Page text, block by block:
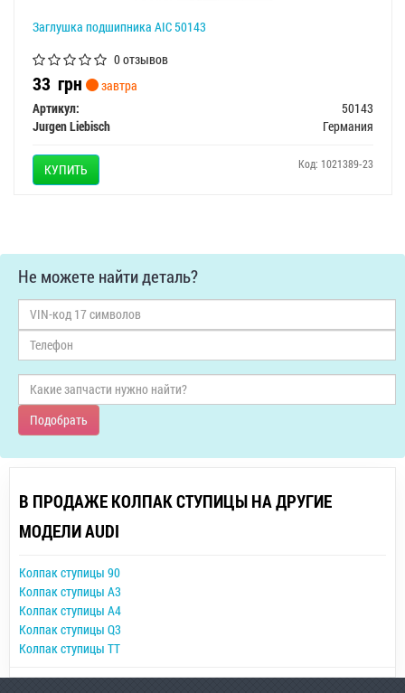
Заглушка подшипника AIC 50143
0 отзывов
33 грн
завтра
Артикул:
50143
Jurgen Liebisch
Германия
КУПИТЬ Код: 1021389-23
Не можете найти деталь?
Подобрать
В ПРОДАЖЕ КОЛПАК СТУПИЦЫ НА ДРУГИЕ
МОДЕЛИ AUDI
Колпак ступицы 90
Колпак ступицы A3
Колпак ступицы A4
Колпак ступицы Q3
Колпак ступицы TT